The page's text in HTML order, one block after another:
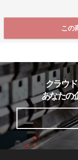
この
クラウド
あなたの